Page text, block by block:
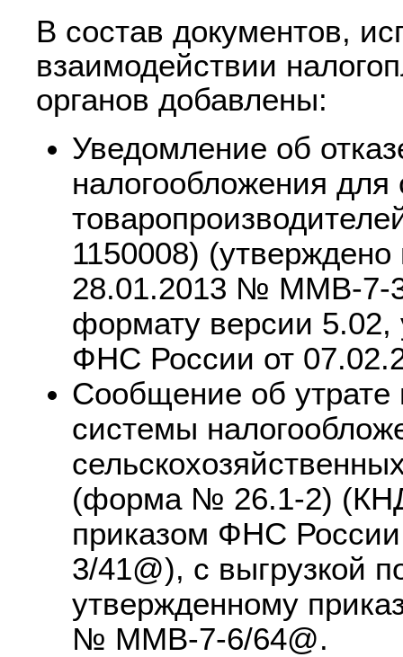
В состав документов,
взаимодействии
органов добавлены:
Уведомление об
налогообложения для
1150008)
28.01.2013 № ММВ-7-
формату версии 5.02,
ФНС России от
Сообщение об
системы
(форма № 26.1-2)
приказом ФНС
3/41@), с выгрузкой
утвержденному
№ ММВ-7-6/64@.